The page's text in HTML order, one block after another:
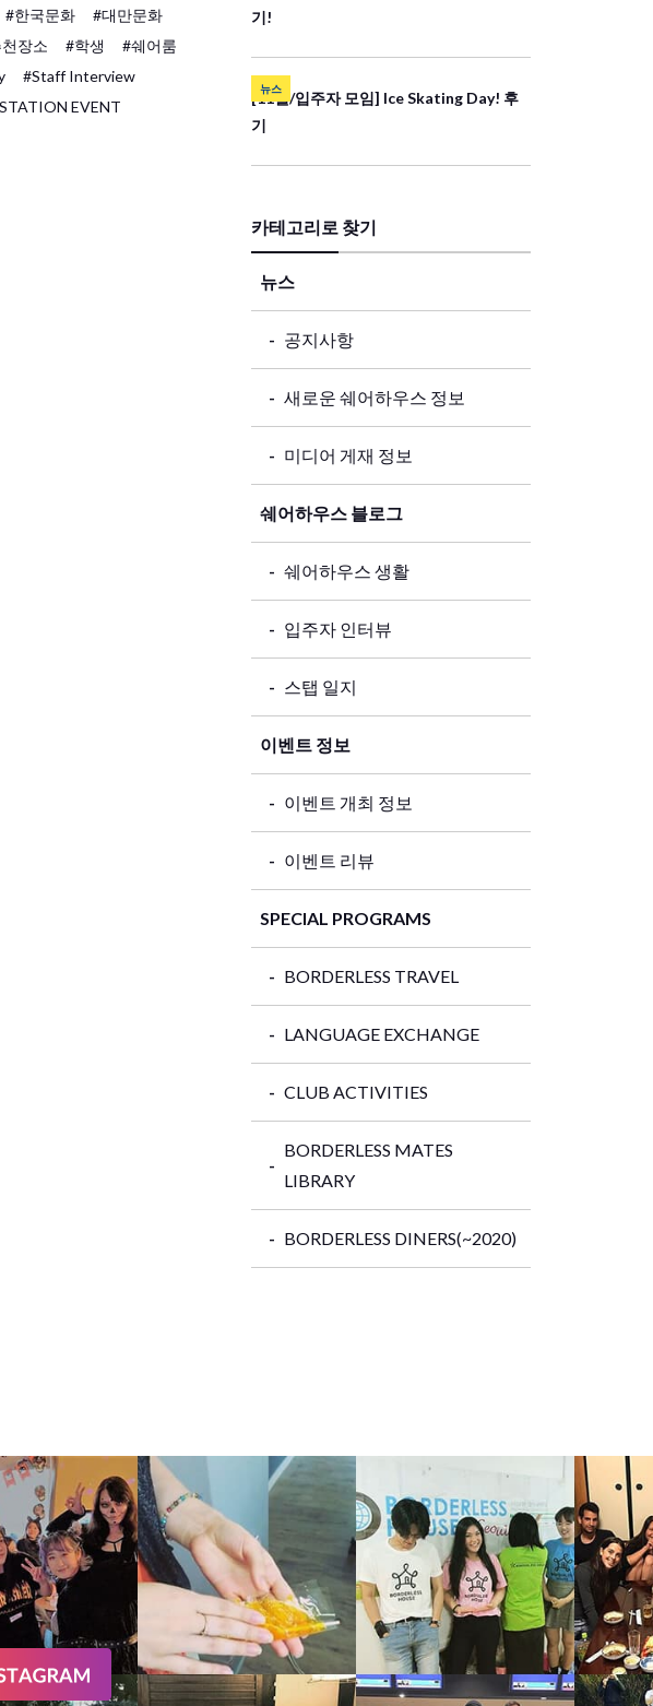
#한국문화
#대만문화
장소 #학생
#쉐어룸
#Staff Interview
EVENT
기!
뉴스
[11월/입주자 모임] Ice Skating Day! 후
기
카테고리로 찾기
뉴스
공지사항
새로운 쉐어하우스 정보
미디어 게재 정보
쉐어하우스 블로그
쉐어하우스 생활
입주자 인터뷰
스탭 일지
이벤트 정보
이벤트 개최 정보
이벤트 리뷰
SPECIAL PROGRAMS
BORDERLESS TRAVEL
LANGUAGE EXCHANGE
CLUB ACTIVITIES
BORDERLESS MATES
LIBRARY
BORDERLESS DINERS(~2020)